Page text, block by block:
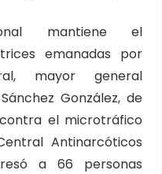
mantiene el
emanadas por
mayor general
González, de
el microtráfico
Antinarcóticos
a 66 personas